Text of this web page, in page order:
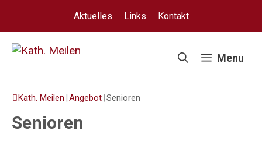
Inhalt
Aktuelles Links Kontakt
Menu
Kath. Meilen |Angebot|Senioren
Senioren